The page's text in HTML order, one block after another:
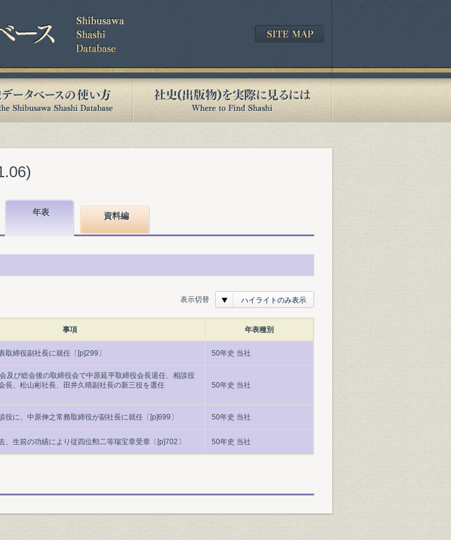
年表 資料編
表示切替 ハイライトのみ表示
事項 年表種別
取締役副社長に就任〔[p]299〕 50年史 当社
及び総会後の取締役会で中原延平取締役会長退任、相談役
長、松山彬社長、田井久晴副社長の新三役を選任
50年史 当社
役に、中原伸之常務取締役が副社長に就任〔[p]699〕 50年史 当社
、生前の功績により従四位勲二等瑞宝章受章〔[p]702〕 50年史 当社